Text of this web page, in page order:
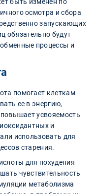
быть изменен по
осмотра и сбора
запускающих
обязательно будут
процессы и
помогает клеткам
ее в энергию,
повышает усвояемость
и
использовать для
старения.
для похудения
чувствительность
метаболизма